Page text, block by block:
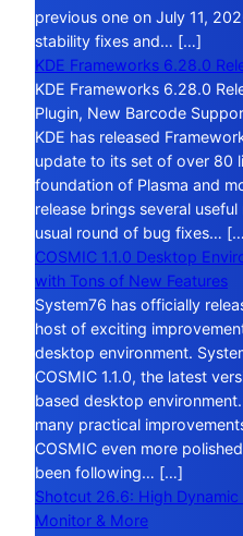
previous one on July 11,
stability fixes and… […]
KDE Frameworks 6.28.0
KDE Frameworks 6.28.0
Plugin, New Barcode
KDE has released
update to its set of over 80
foundation of Plasma and
release brings several
usual round of bug fixes…
COSMIC 1.1.0 Desktop
with Tons of New Features
System76 has officially
host of exciting
desktop environment.
COSMIC 1.1.0, the latest
based desktop
many practical
COSMIC even more
been following… […]
Shotcut 26.6: High Dynamic
Monitor & More